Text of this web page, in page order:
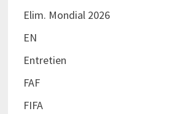
Elim. Mondial 2026
EN
Entretien
FAF
FIFA